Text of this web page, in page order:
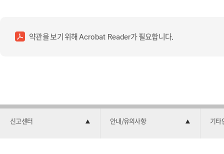
약관을 보기 위해Acrobat Reader가 필요합니다.
신고센터 안내/유의사항 기타